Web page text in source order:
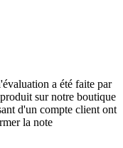
a été faite par
sur notre boutique
d'un compte client ont
la note